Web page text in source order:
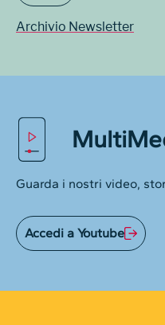
Archivio Newsletter
Guarda i nostri video,
Accedi a Youtube